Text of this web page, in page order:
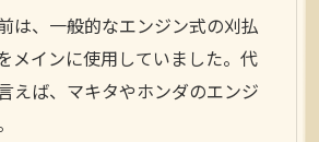
は、一般的なエンジン式の刈払
メインに使用していました。代
えば、マキタやホンダのエンジ